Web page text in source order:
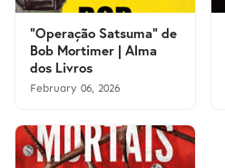
"Operação Satsuma" de
Bob Mortimer | Alma
dos Livros
February 06, 2026